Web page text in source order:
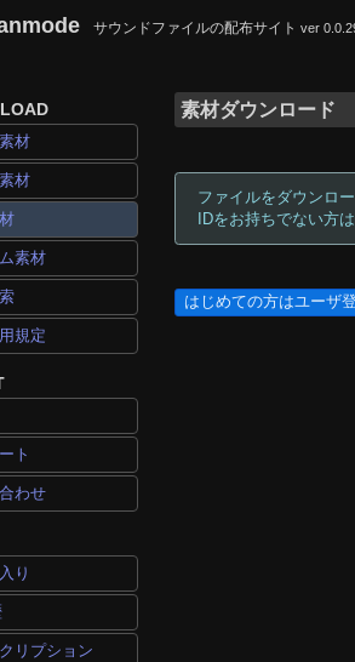
サウンドファイルの配布サイト ver
材
材
素材
規定
ト
わせ
り
リプション
素材ダウンロード
ファイルをダウンロ
IDをお持ちでない方
はじめての方はユーザ